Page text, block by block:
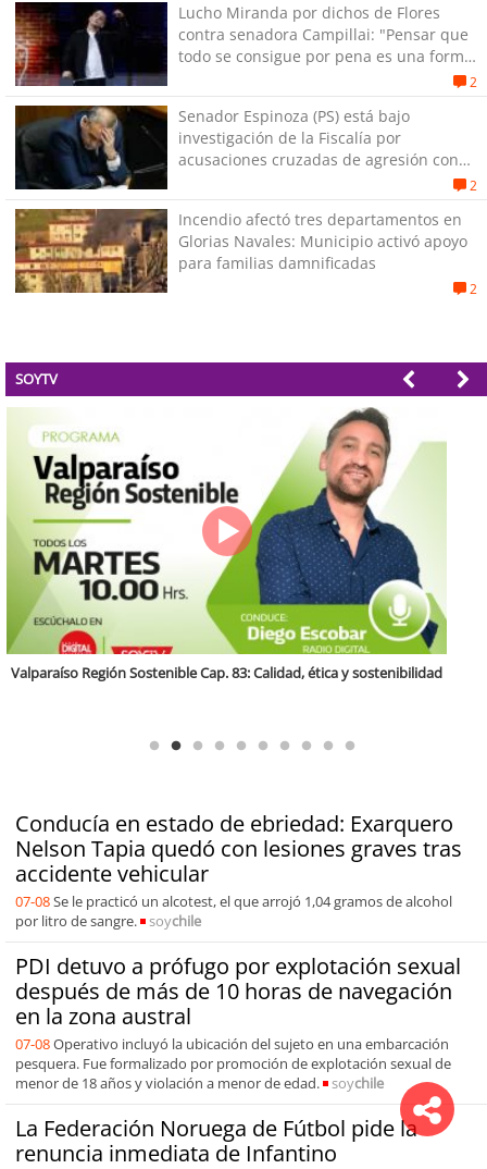
Lucho Miranda por dichos de Flores
contra senadora Campillai: "Pensar que
todo se consigue por pena es una forma
2
Senador Espinoza (PS) está bajo
investigación de la Fiscalía por
acusaciones cruzadas de agresión con
2
Incendio afectó tres departamentos en
Glorias Navales: Municipio activó apoyo
para familias damnificadas
2
SOYTV
Conducía en estado de ebriedad: Exarquero
Nelson Tapia quedó con lesiones graves tras
accidente vehicular
07-08Se le practicó un alcotest, el que arrojó 1,04 gramos de alcohol
por litro de sangre.
soychile
PDI detuvo a prófugo por explotación sexual
después de más de 10 horas de navegación
en la zona austral
07-08Operativo incluyó la ubicación del sujeto en una embarcación
pesquera. Fue formalizado por promoción de explotación sexual de
menor de 18 años y violación a menor de edad.
soychile
La Federación Noruega de Fútbol pide la
renuncia inmediata de Infantino